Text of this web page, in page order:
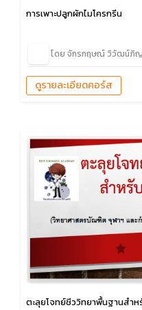
การเพาะปลูกผักไมโครกรีน
โดย จักรกฤษณ์ วิวัฒน์ภิ
ดูรายละเอียดคอร์ส
ตะลุยโจทย์ชีววิทยาพื้นฐานสำห